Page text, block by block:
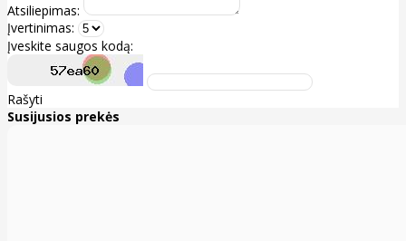
Atsiliepimas:
Įvertinimas:
Įveskite saugos kodą:
Rašyti
Susijusios prekės